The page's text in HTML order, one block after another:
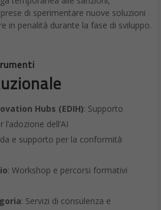
di sperimentare nuove soluzioni
in penalità durante la fase di sviluppo.
Hubs (EDIH): Supporto
dell’AI
e supporto per la conformità
: Workshop e percorsi formativi
: Servizi di consulenza e